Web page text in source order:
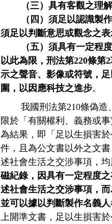
（三）具有客觀之理
（四）須足以認識製
須足以判斷意思或觀念之表
（五）須具有一定程
以此為限，刑法第220條第
示之聲音、影像或符號，
圍，以因應科技之進步。
我國刑法第210條偽
限於「有關權利、義務或
為結果，即「足以生損害
件，且為公文書以外之文
述社會生活之交涉事項，均
磁紀錄，因具有一定程度
述社會生活之交涉事項，
並可以據以判斷製作名義
上開準文書，足以生損害